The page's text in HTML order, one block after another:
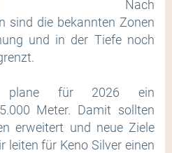
Nach
sind die bekannten Zonen
und in der Tiefe noch
plane für 2026 ein
Meter. Damit sollten
erweitert und neue Ziele
leiten für Keno Silver einen